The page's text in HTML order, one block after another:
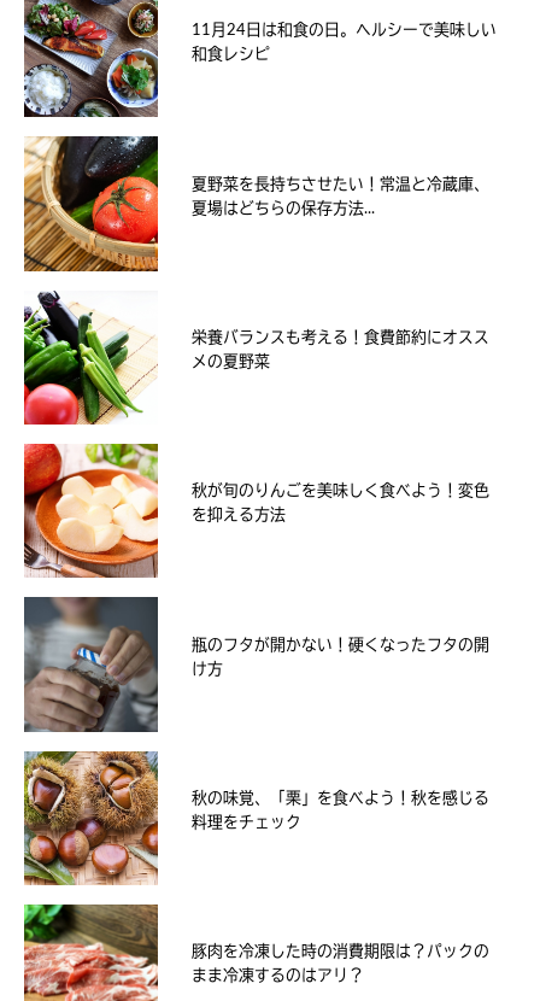
11月24日は和食の日。ヘルシーで美味しい
和食レシピ
夏野菜を長持ちさせたい！常温と冷蔵庫、
夏場はどちらの保存方法...
栄養バランスも考える！食費節約にオスス
メの夏野菜
秋が旬のりんごを美味しく食べよう！変色
を抑える方法
瓶のフタが開かない！硬くなったフタの開
け方
秋の味覚、「栗」を食べよう！秋を感じる
料理をチェック
豚肉を冷凍した時の消費期限は？パックの
まま冷凍するのはアリ？